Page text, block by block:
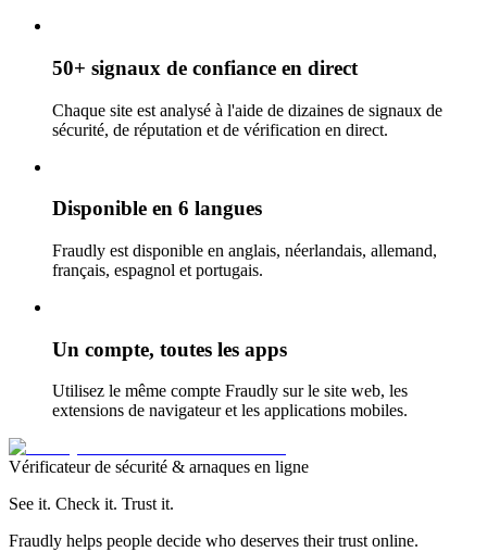
50+ signaux de confiance en direct
Chaque site est analysé à l'aide de dizaines de signaux de
sécurité, de réputation et de vérification en direct.
Disponible en 6 langues
Fraudly est disponible en anglais, néerlandais, allemand,
français, espagnol et portugais.
Un compte, toutes les apps
Utilisez le même compte Fraudly sur le site web, les
extensions de navigateur et les applications mobiles.
Vérificateur de sécurité & arnaques en ligne
See it. Check it. Trust it.
Fraudly helps people decide who deserves their trust online.